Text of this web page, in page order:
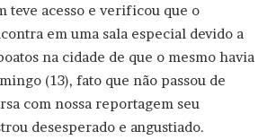
teve acesso e verificou que o
em uma sala especial devido a
na cidade de que o mesmo havia
(13), fato que não passou de
com nossa reportagem seu
desesperado e angustiado.